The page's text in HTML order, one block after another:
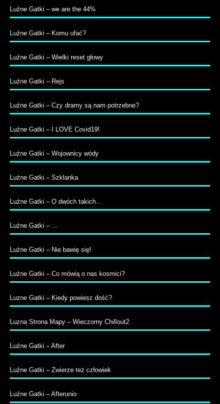
Luźne Gatki – we are the 44%
Luźne Gatki – Komu ufać?
Luźne Gatki – Wielki reset głowy
Luźne Gatki – Rejs
Luźne Gatki – Czy dramy są nam potrzebne?
Luźne Gatki – I LOVE Covid19!
Luźne Gatki – Wojownicy wódy
Luźne Gatki – Szklanka
Luźne Gatki – O dwóch takich…
Luźne Gatki – …
Luźne Gatki – Nie bawię się!
Luźne Gatki – Co mówią o nas kosmici?
Luzne Gatki – Kiedy powiesz dość?
Luzna Strona Mapy – Wieczorny Chillout2
Luźne Gatki – After
Luźne Gatki – Zwierze też człowiek
Luźne Gatki – Afterunio